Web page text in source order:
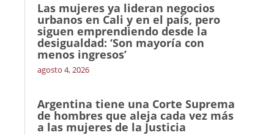
Las mujeres ya lideran negocios
urbanos en Cali y en el país, pero
siguen emprendiendo desde la
desigualdad: ‘Son mayoría con
menos ingresos’
agosto 4, 2026
Argentina tiene una Corte Suprema
de hombres que aleja cada vez más
a las mujeres de la Justicia